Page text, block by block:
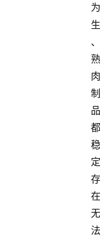
为
生
、
熟
肉
制
品
都
稳
定
存
在
无
法